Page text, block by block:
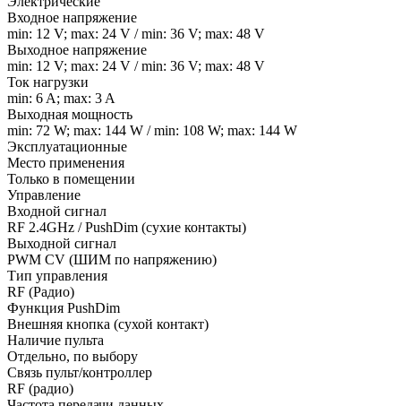
Входное напряжение
min: 12 V; max: 24 V / min: 36 V; max: 48 V
Выходное напряжение
min: 12 V; max: 24 V / min: 36 V; max: 48 V
Ток нагрузки
min: 6 A; max: 3 A
Выходная мощность
min: 72 W; max: 144 W / min: 108 W; max: 144 W
Эксплуатационные
Место применения
Только в помещении
Управление
Входной сигнал
RF 2.4GHz / PushDim (сухие контакты)
Выходной сигнал
PWM СV (ШИМ по напряжению)
Тип управления
RF (Радио)
Функция PushDim
Внешняя кнопка (сухой контакт)
Наличие пульта
Отдельно, по выбору
Связь пульт/контроллер
RF (радио)